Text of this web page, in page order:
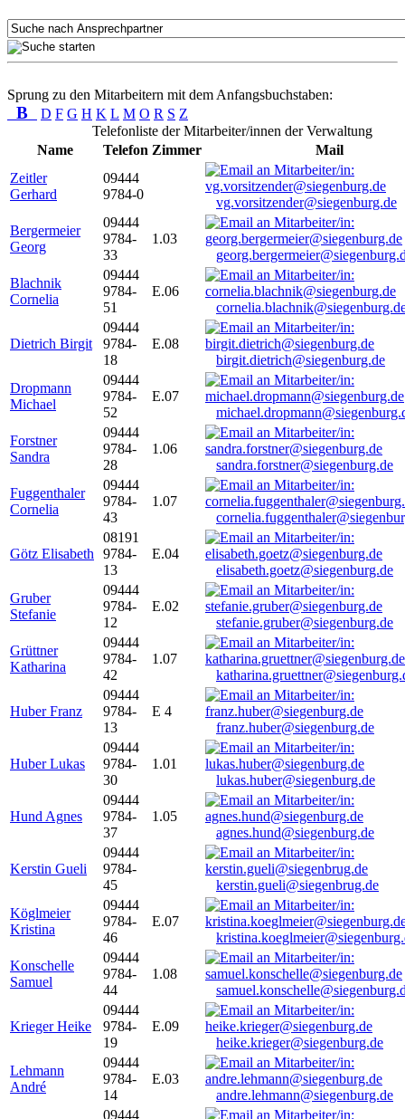
Sprung zu den Mitarbeitern mit dem Anfangsbuchstaben:
B D F G H K L M O R S Z
Telefonliste der Mitarbeiter/innen der Verwaltung
Name
Telefon Zimmer
Mail
Zeitler
Gerhard
09444
9784-0
vg.vorsitzender@siegenburg.de
Bergermeier
Georg
09444
9784-
33
1.03
Blachnik
Cornelia
09444
9784-
51
E.06
Dietrich Birgit
09444
9784-
18
E.08
birgit.dietrich@siegenburg.de
Dropmann
Michael
09444
9784-
52
E.07
Forstner
Sandra
09444
9784-
28
1.06
sandra.forstner@siegenburg.de
Fuggenthaler
Cornelia
09444
9784-
43
1.07
Götz Elisabeth
08191
9784-
13
E.04
elisabeth.goetz@siegenburg.de
Gruber
Stefanie
09444
9784-
12
E.02
stefanie.gruber@siegenburg.de
Grüttner
Katharina
09444
9784-
42
1.07
Huber Franz
09444
9784-
13
E 4
franz.huber@siegenburg.de
Huber Lukas
09444
9784-
30
1.01
lukas.huber@siegenburg.de
Hund Agnes
09444
9784-
37
1.05
agnes.hund@siegenburg.de
Kerstin Gueli
09444
9784-
45
kerstin.gueli@siegenbrug.de
Köglmeier
Kristina
09444
9784-
46
E.07
Konschelle
Samuel
09444
9784-
44
1.08
Krieger Heike
09444
9784-
19
E.09
heike.krieger@siegenburg.de
Lehmann
André
09444
9784-
14
E.03
andre.lehmann@siegenburg.de
09444